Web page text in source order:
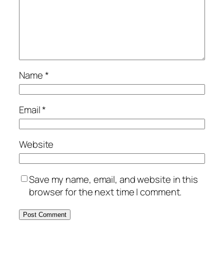
Name*
Email*
Website
Save my name, email, and website in this
browser for the next time I comment.